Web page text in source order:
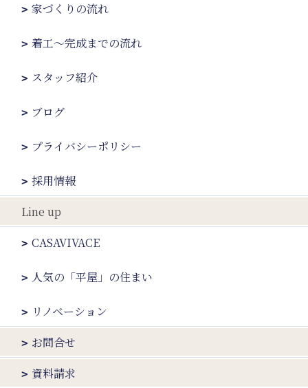
家づくりの流れ
着工～完成までの流れ
スタッフ紹介
ブログ
プライバシーポリシー
採用情報
Line up
CASAVIVACE
人気の「平屋」の住まい
リノベーション
お問合せ
資料請求